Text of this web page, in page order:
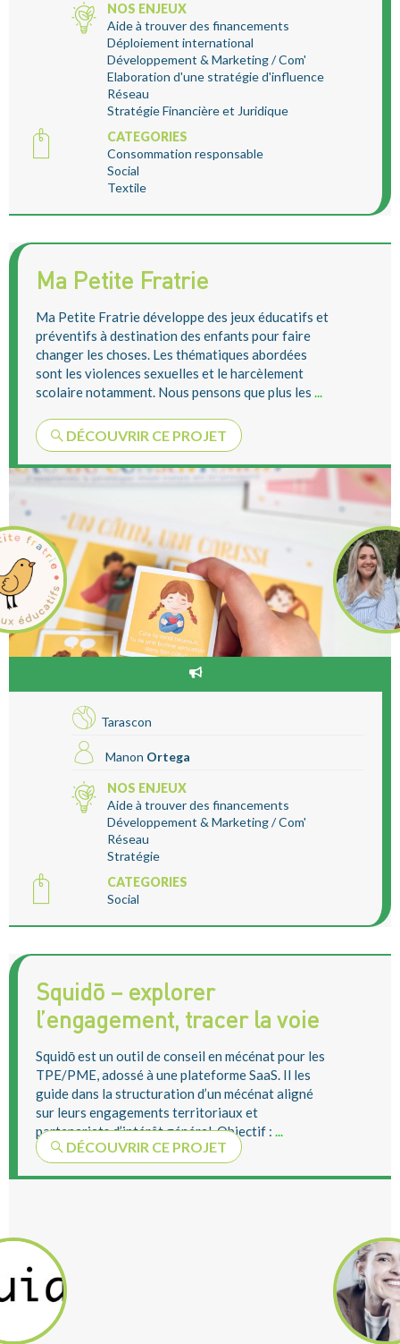
NOS ENJEUX
Aide à trouver des financements
Déploiement international
Développement & Marketing / Com'
Elaboration d'une stratégie d'influence
Réseau
Stratégie Financière et Juridique
CATEGORIES
Consommation responsable
Social
Textile
Ma Petite Fratrie
Ma Petite Fratrie développe des jeux éducatifs et
préventifs à destination des enfants pour faire
changer les choses. Les thématiques abordées
sont les violences sexuelles et le harcèlement
scolaire notamment. Nous pensons que plus les ...
DÉCOUVRIR CE PROJET
Tarascon
Manon Ortega
NOS ENJEUX
Aide à trouver des financements
Développement & Marketing / Com'
Réseau
Stratégie
CATEGORIES
Social
Squidō – explorer
l’engagement, tracer la voie
Squidō est un outil de conseil en mécénat pour les
TPE/PME, adossé à une plateforme SaaS. Il les
guide dans la structuration d’un mécénat aligné
sur leurs engagements territoriaux et
partenariats d’intérêt général. Objectif : ...
DÉCOUVRIR CE PROJET